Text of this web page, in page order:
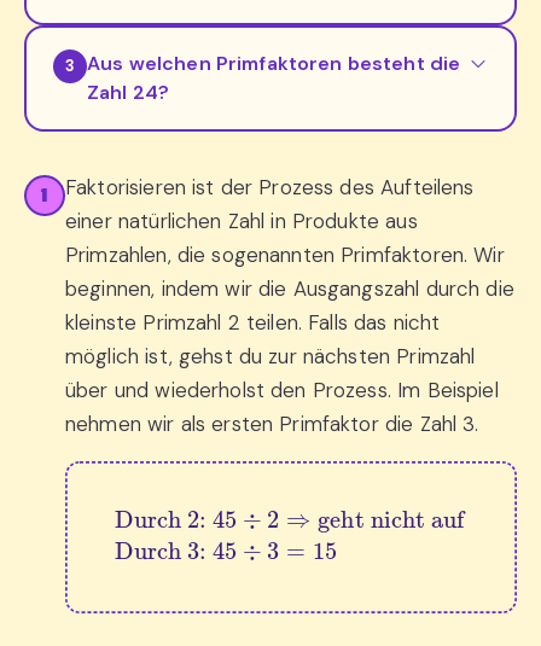
3
Aus welchen Primfaktoren besteht die
Zahl 24?
1
Faktorisieren ist der Prozess des Aufteilens
einer natürlichen Zahl in Produkte aus
Primzahlen, die sogenannten Primfaktoren. Wir
beginnen, indem wir die Ausgangszahl durch die
kleinste Primzahl 2 teilen. Falls das nicht
möglich ist, gehst du zur nächsten Primzahl
über und wiederholst den Prozess. Im Beispiel
nehmen wir als ersten Primfaktor die Zahl 3.
Durch 2: 45÷ 2⇒geht nicht auf
Durch 3: 45 ÷3 =15